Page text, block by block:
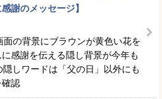
謝のメッセージ】
面の背景にブラウンが黄色い花を
感謝を伝える隠し背景が今年も
隠しワードは「父の日」以外にも
認